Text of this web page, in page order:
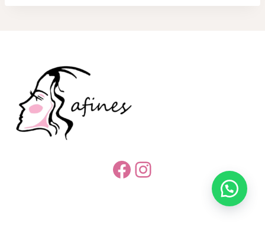
Facebook
Instagram